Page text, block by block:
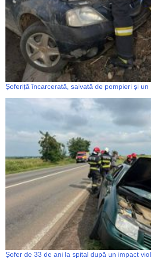
Șoferiță încarcerată, salvată de pompieri și un
Șofer de 33 de ani la spital după un impact